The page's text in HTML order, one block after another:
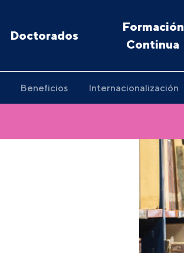
Doctorados
Formación
Continua
Beneficios Internacionalización